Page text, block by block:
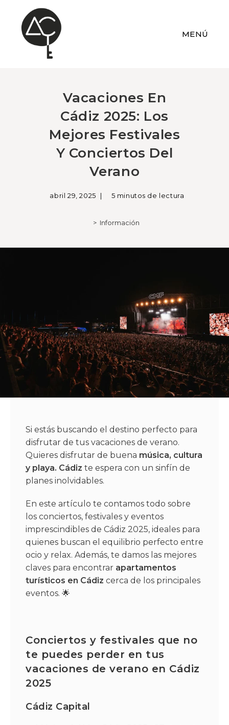
MENÚ
Vacaciones En
Cádiz 2025: Los
Mejores Festivales
Y Conciertos Del
Verano
abril 29, 2025 5 minutos de lectura
> Información
Si estás buscando el destino perfecto para
disfrutar de tus vacaciones de verano.
Quieres disfrutar de buena música, cultura
y playa. Cádiz te espera con un sinfín de
planes inolvidables.
En este artículo te contamos todo sobre
los conciertos, festivales y eventos
imprescindibles de Cádiz 2025, ideales para
quienes buscan el equilibrio perfecto entre
ocio y relax. Además, te damos las mejores
claves para encontrar apartamentos
turísticos en Cádiz cerca de los principales
eventos. 🌟
Conciertos y festivales que no
te puedes perder en tus
vacaciones de verano en Cádiz
2025
Cádiz Capital